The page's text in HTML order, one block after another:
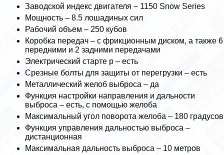
Заводской индекс двигателя – 1150 Snow Series
Мощность – 8.5 лошадиных сил
Рабочий объем – 250 кубов
Коробка передач – с фрикционным диском, а также 6
передними и 2 задними передачами
Электрический старте р – есть
Срезные болты для защиты от перегрузки – есть
Металлический желоб выброса – да
Функция настройки направления и дальности
выброса – есть, с помощью желоба
Максимальный угол поворота желоба – 180 градусов
Функция управления дальностью выброса –
дистанционная
Максимальная дальность выброса – 10 метров